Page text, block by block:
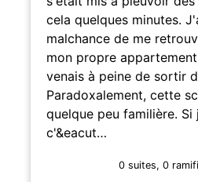
cela quelques minutes.
malchance de me
mon propre
venais à peine de sortir
Paradoxalement, cette
quelque peu familière.
c'&eacut…
0 suites, 0